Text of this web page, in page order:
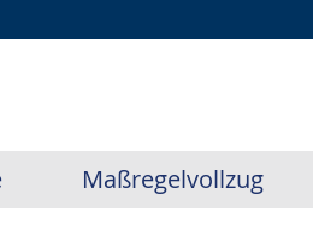
Maßregelvollzug